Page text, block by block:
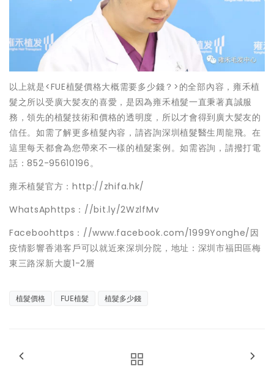
以上就是<FUE植髮價格大概需要多少錢？>的全部內容，雍禾植
髮之所以受廣大髪友的喜愛，是因為雍禾植髮一直秉著真誠服
務，領先的植髮技術和價格的透明度，所以才會得到廣大髪友的
信任。如需了解更多植髮內容，請咨詢深圳植髮醫生周龍飛。在
這里每天都會為您帶來不一樣的植髮案例。如需咨詢，請撥打電
話：852-95610196。
雍禾植髮官方：http://zhifa.hk/
WhatsAphttps：//bit.ly/2WzlfMv
Faceboohttps：//www.facebook.com/1999Yonghe/因
疫情影響香港客戶可以就近來深圳分院，地址：深圳市福田區梅
東三路深新大廈1-2層
植髮價格 FUE植髮 植髮多少錢